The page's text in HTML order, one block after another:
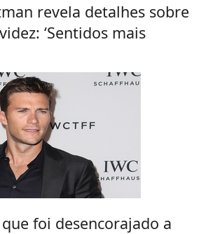
revela detalhes sobre
‘Sentidos mais
foi desencorajado a